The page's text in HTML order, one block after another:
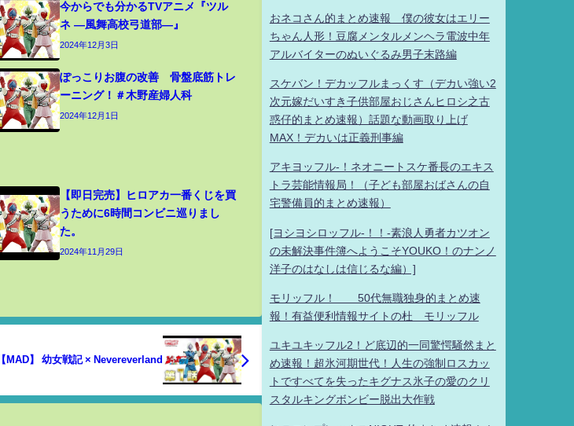
今からでも分かるTVアニメ『ツル
ネ ―風舞高校弓道部―』
2024年12月3日
ぽっこりお腹の改善 骨盤底筋トレ
ーニング！＃木野産婦人科
2024年12月1日
【即日完売】ヒロアカ一番くじを買
うために6時間コンビニ巡りまし
た。
2024年11月29日
【MAD】 幼女戦記 × Nevereverland
おネコさん的まとめ速報 僕の彼女はエリー
ちゃん人形！豆腐メンタルメンヘラ電波中年
アルバイターのぬいぐるみ男子末路編
スケバン！デカッフルまっくす（デカい強い2
次元嫁だいすき子供部屋おじさんヒロシ之古
惑仔的まとめ速報）話題な動画取り上げ
MAX！デカいは正義刑事編
アキヨッフル-！ネオニートスケ番長のエキス
トラ芸能情報局！（子ども部屋おばさんの自
宅警備員的まとめ速報）
[ヨシヨシロッフル-！！-素浪人勇者カツオン
の未解決事件簿へようこそYOUKO！のナンノ
洋子のはなしは信じるな編）]
モリッフル！ 50代無職独身的まとめ速
報！有益便利情報サイトの杜 モリッフル
ユキユキッフル2！ど底辺的一同驚愕騒然まと
め速報！超氷河期世代！人生の強制ロスカッ
トですべてを失ったキグナス氷子の愛のクリ
スタルキングボンビー脱出大作戦